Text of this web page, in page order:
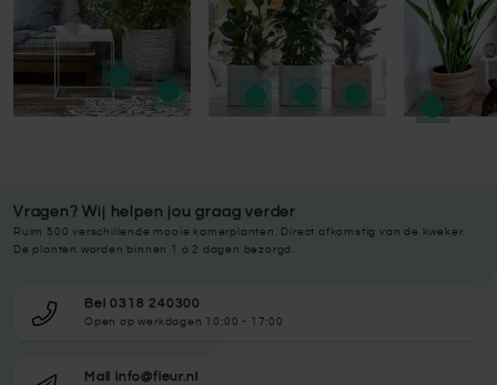
Vragen? Wij helpen jou graag verder
Ruim 500 verschillende mooie kamerplanten. Direct afkomstig van de kweker.
De planten worden binnen 1 à 2 dagen bezorgd.
Bel 0318 240300
Open op werkdagen 10:00 - 17:00
Mail info@fleur.nl